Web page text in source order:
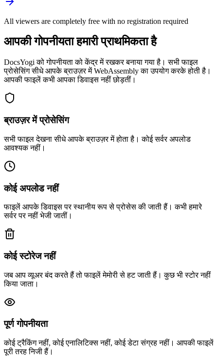
All viewers are completely free with no registration required
आपकी गोपनीयता हमारी प्राथमिकता है
DocsYogi को गोपनीयता को केंद्र में रखकर बनाया गया है। सभी फाइल
प्रोसेसिंग सीधे आपके ब्राउज़र में WebAssembly का उपयोग करके होती है।
आपकी फाइलें कभी आपका डिवाइस नहीं छोड़तीं।
ब्राउज़र में प्रोसेसिंग
सभी फाइल देखना सीधे आपके ब्राउज़र में होता है। कोई सर्वर अपलोड
आवश्यक नहीं।
कोई अपलोड नहीं
फाइलें आपके डिवाइस पर स्थानीय रूप से प्रोसेस की जाती हैं। कभी हमारे
सर्वर पर नहीं भेजी जातीं।
कोई स्टोरेज नहीं
जब आप व्यूअर बंद करते हैं तो फाइलें मेमोरी से हट जाती हैं। कुछ भी स्टोर नहीं
किया जाता।
पूर्ण गोपनीयता
कोई ट्रैकिंग नहीं, कोई एनालिटिक्स नहीं, कोई डेटा संग्रह नहीं। आपकी फाइलें
पूरी तरह निजी हैं।